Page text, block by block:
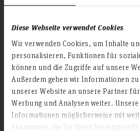
Diese Webseite verwendet Cookies
Wir verwenden Cookies, um Inhalte
personalisieren, Funktionen für
können und die Zugriffe auf unsere
Außerdem geben wir Informationen
unserer Website an unsere Partner für
Werbung und Analysen weiter.
Informationen möglicherweise mit
zusammen, die Sie ihnen
Startseite Hochschule Hannover
Presse
Personensuche